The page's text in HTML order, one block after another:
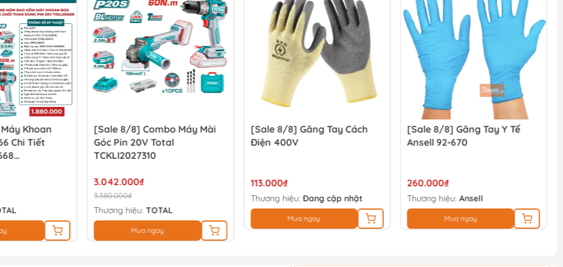
Khoan
Chi Tiết
[Sale 8/8] Combo Máy Mài
Góc Pin 20V Total
TCKLI2027310
3.042.000₫
3.380.000₫
Thương hiệu: TOTAL
Mua ngay
[Sale 8/8] Găng Tay Cách
Điện 400V
113.000₫
Thương hiệu:Đang cập nhật
Mua ngay
[Sale 8/8] Găng Tay Y Tế
Ansell 92-670
260.000₫
Thương hiệu:Ansell
Mua ngay